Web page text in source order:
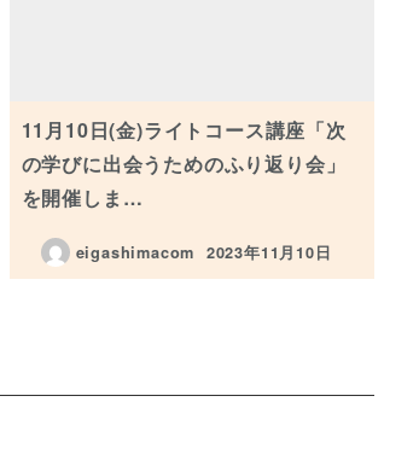
11月10日(金)ライトコース講座「次
の学びに出会うためのふり返り会」
を開催しま…
eigashimacom
投稿日
2023年11月10日